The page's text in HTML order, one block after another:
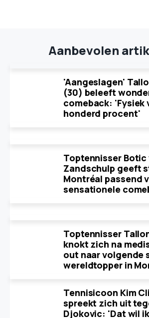
Aanbevolen
'Aangeslagen'
(30) beleeft
comeback: 'Fysiek
honderd procent'
Toptennisser Botic
Zandschulp geeft
Montréal passend
sensationele
Toptennisser
knokt zich na
out naar volgende
wereldtopper in
Tennisicoon Kim
spreekt zich uit
Djokovic: 'Dat wil